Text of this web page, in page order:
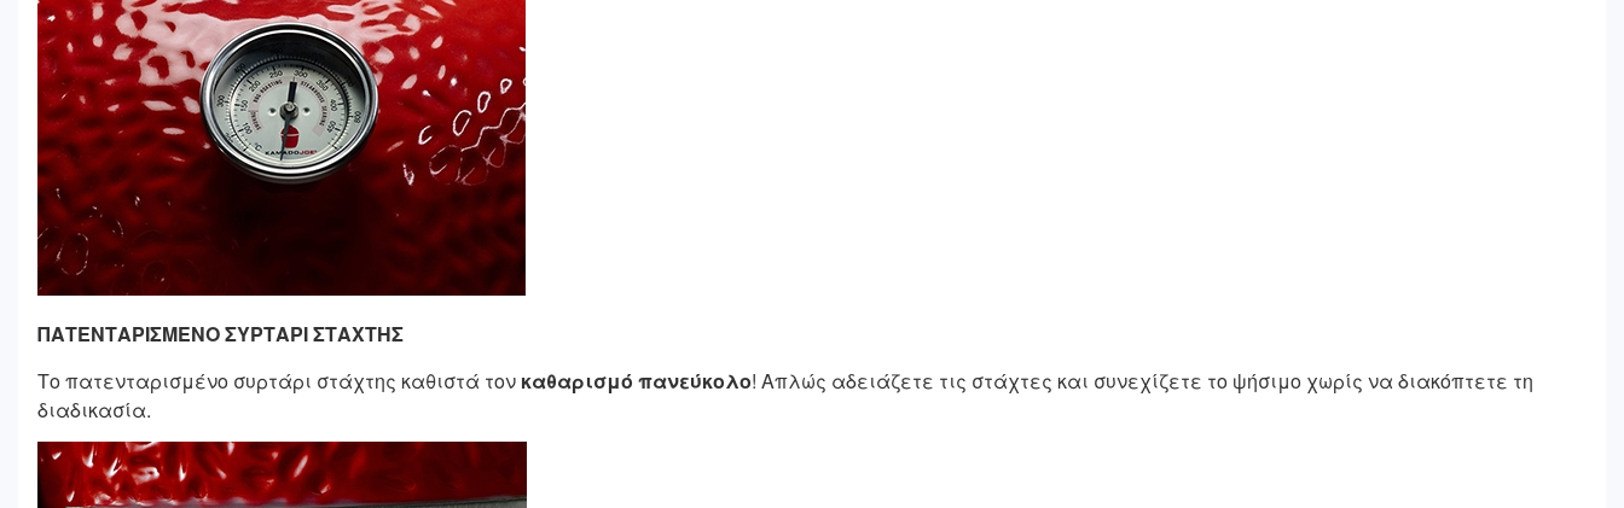
ΠΑΤΕΝΤΑΡΙΣΜΕΝΟ ΣΥΡΤΑΡΙ ΣΤΑΧΤΗΣ
Το πατενταρισμένο συρτάρι στάχτης καθιστά τον καθαρισμό πανεύκολο! Απλώς αδειάζετε τις στάχτες και συνεχίζετε το ψήσιμο χωρίς να διακόπτετε τη
διαδικασία.